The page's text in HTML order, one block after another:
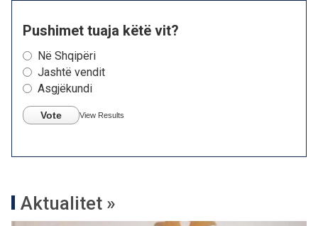
Pushimet tuaja këtë vit?
Në Shqipëri
Jashtë vendit
Asgjëkundi
Vote View Results
Aktualitet »